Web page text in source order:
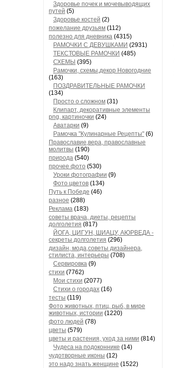
Здоровье почек и мочевыводящих
путей (5)
Здоровье костей (2)
пожелание друзьям (112)
полезно для дневника (4315)
РАМОЧКИ С ДЕВУШКАМИ (2931)
ТЕКСТОВЫЕ РАМОЧКИ (485)
СХЕМЫ (395)
Рамочки, схемы,декор Новогодние
(163)
ПОЗДРАВИТЕЛЬНЫЕ РАМОЧКИ
(134)
Просто о сложном (31)
Клипарт, декоративные элементы
png, картиночки (24)
Аватарки (9)
Рамочка "Кулинарные Рецепты" (6)
Православие,вера, православные
молитвы (190)
природа (540)
прочее фото (530)
Уроки фотографии (9)
Фото цветов (134)
Путь к Победе (46)
разное (288)
Реклама (183)
советы врача, диеты, рецепты
долголетия (817)
ЙОГА, ЦИГУН, ШИАЦУ, АЮРВЕДА -
секреты долголетия (296)
дизайн, мода,советы дизайнера,
стилиста, интерьеры (708)
Сервировка (9)
стихи (7762)
Мои стихи (2077)
Стихи о городах (16)
тесты (119)
Фото животных, птиц, рыб, в мире
животных, истории (1220)
фото людей (78)
цветы (579)
цветы и растения, уход за ними (814)
Чудеса на подоконнике (14)
чудотворные иконы (12)
это надо знать женщине (1522)